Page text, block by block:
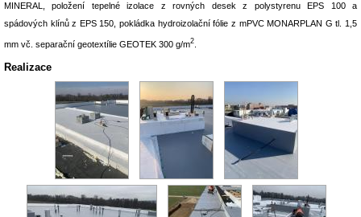
MINERAL, položení tepelné izolace z rovných desek z polystyrenu EPS 100 a
spádových klínů z EPS 150, pokládka hydroizolační fólie z mPVC MONARPLAN G tl. 1,5
mm vč. separační geotextílie GEOTEK 300 g/m2
Realizace